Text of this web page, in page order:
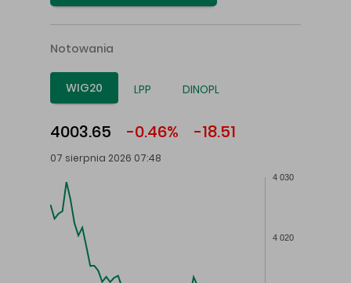
Notowania
WIG20 LPP DINOPL
4003.65 -0.46% -18.51
07 sierpnia 2026 07:48
4 020
4 030